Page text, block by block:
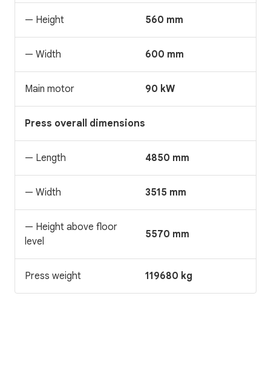
— Height 560 mm
— Width 600 mm
Main motor 90 kW
Press overall dimensions
— Length 4850 mm
— Width 3515 mm
— Height above floor
level
5570 mm
Press weight 119680 kg